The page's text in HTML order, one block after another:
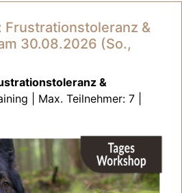
Frustrationstoleranz &
30.08.2026 (So.,
&
| Max. Teilnehmer: 7 |